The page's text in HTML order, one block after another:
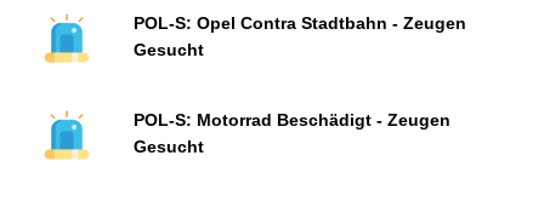
POL-S: Opel Contra Stadtbahn - Zeugen
Gesucht
POL-S: Motorrad Beschädigt - Zeugen
Gesucht